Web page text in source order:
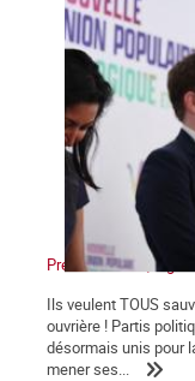
Présidentielles,
Ils veulent TOUS
ouvrière ! Partis
désormais unis pour
mener ses...